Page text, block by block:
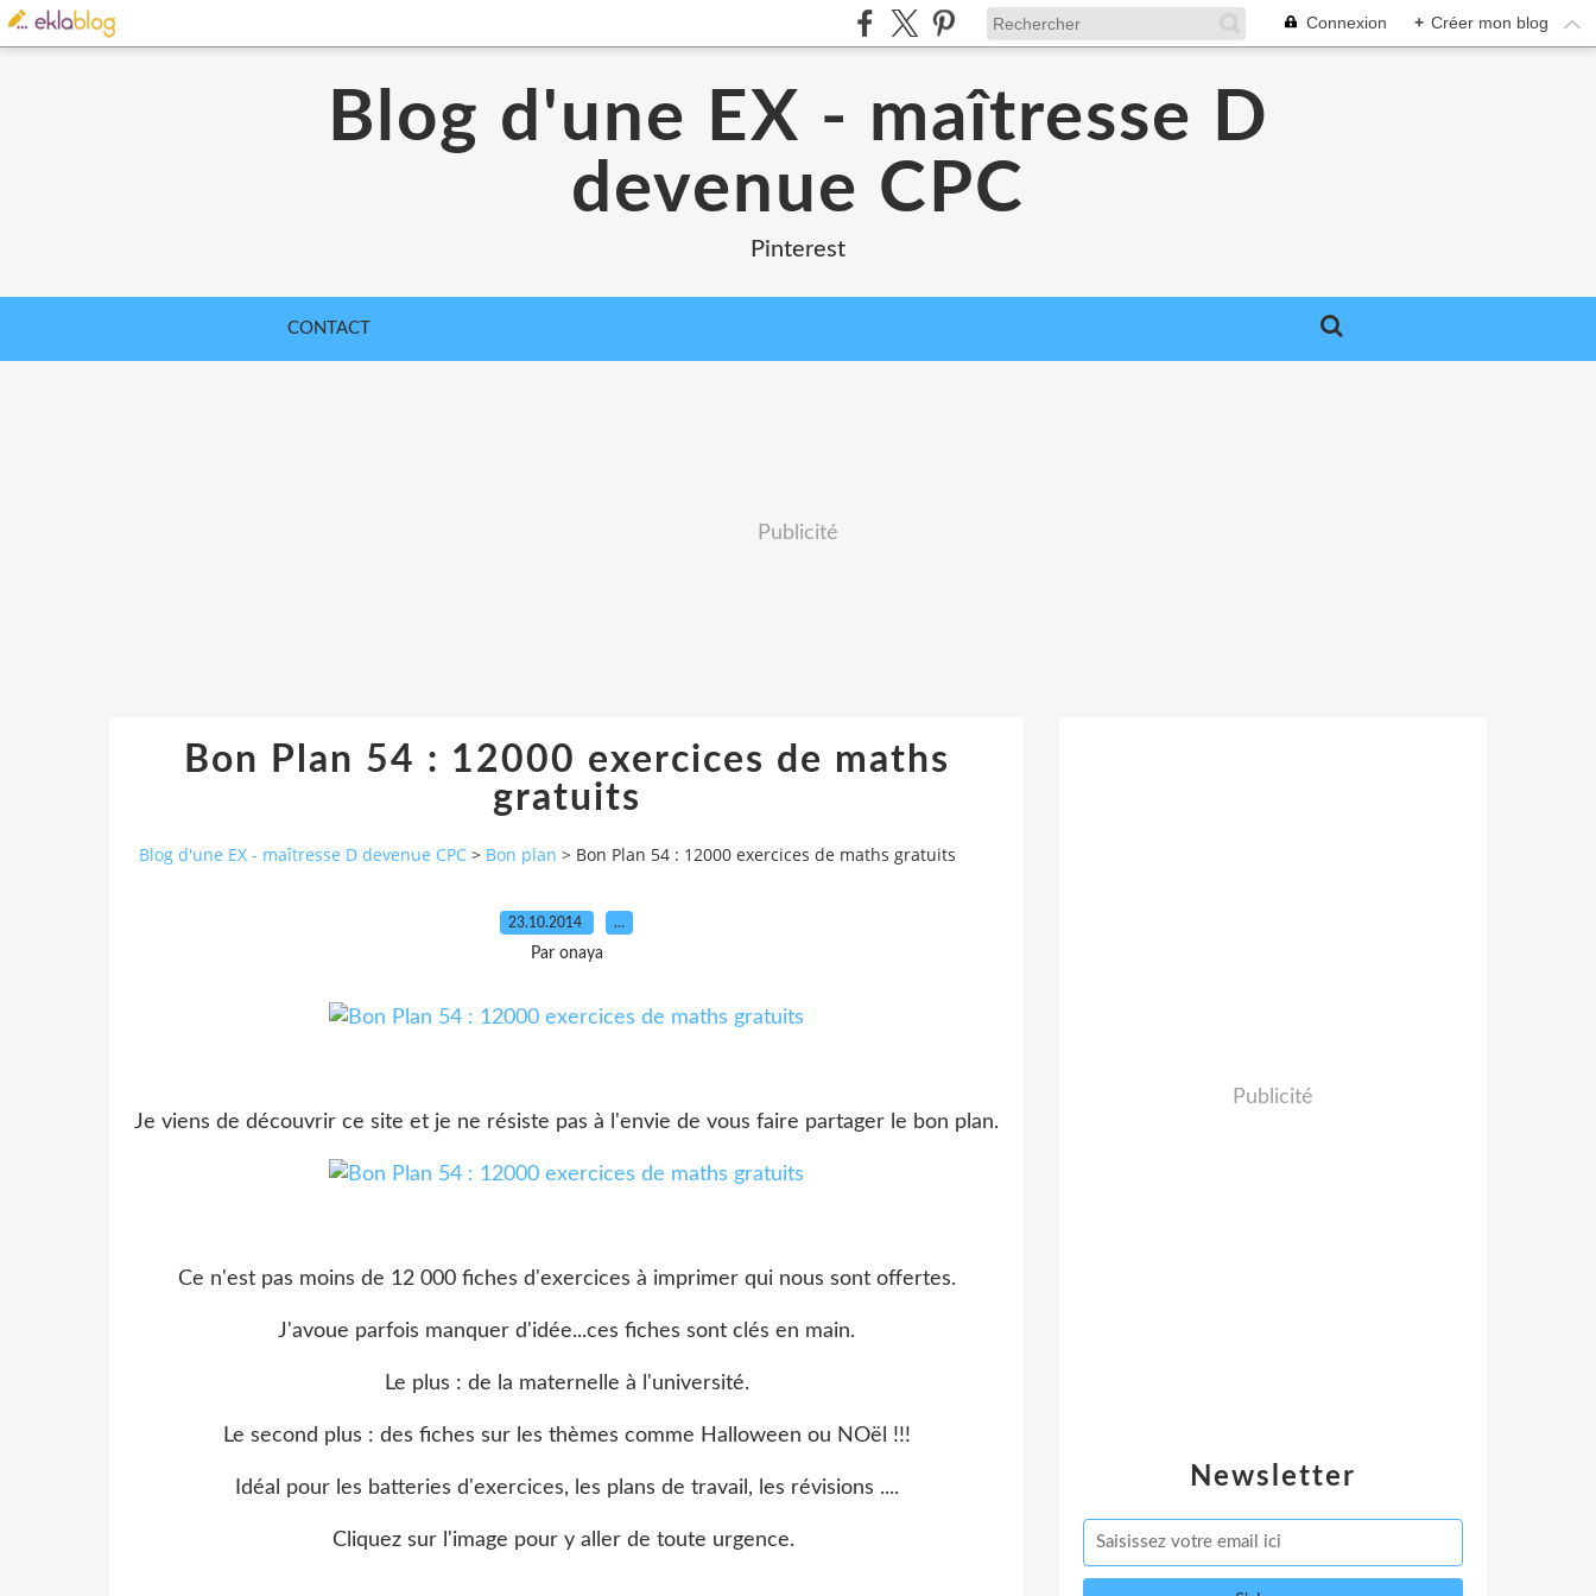
Connexion + Créer mon blog
Blog d'une EX - maîtresse D
devenue CPC
Pinterest
CONTACT
Publicité
Bon Plan 54 : 12000 exercices de maths
gratuits
Blog d'une EX - maîtresse D devenue CPC > Bon plan > Bon Plan 54 : 12000 exercices de maths gratuits
23.10.2014 …
Par onaya
Je viens de découvrir ce site et je ne résiste pas à l'envie de vous faire partager le bon plan.
Ce n'est pas moins de 12 000 fiches d'exercices à imprimer qui nous sont offertes.
J'avoue parfois manquer d'idée...ces fiches sont clés en main.
Le plus : de la maternelle à l'université.
Le second plus : des fiches sur les thèmes comme Halloween ou NOël !!!
Idéal pour les batteries d'exercices, les plans de travail, les révisions ....
Cliquez sur l'image pour y aller de toute urgence.
Newsletter
Publicité